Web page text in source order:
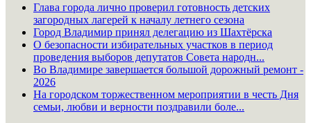
Глава города лично проверил готовность детских
загородных лагерей к началу летнего сезона
Город Владимир принял делегацию из Шахтёрска
О безопасности избирательных участков в период
проведения выборов депутатов Совета народн...
Во Владимире завершается большой дорожный ремонт -
2026
На городском торжественном мероприятии в честь Дня
семьи, любви и верности поздравили боле...